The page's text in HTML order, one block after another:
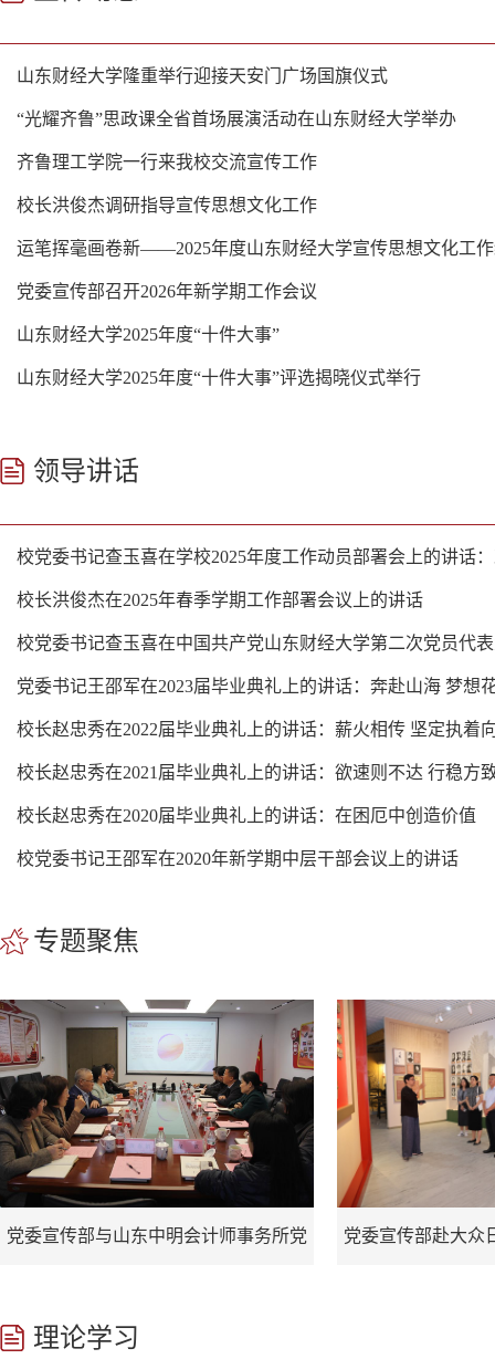
山东财经大学隆重举行迎接天安门广场国旗仪式
“光耀齐鲁”思政课全省首场展演活动在山东财经大学举办
齐鲁理工学院一行来我校交流宣传工作
校长洪俊杰调研指导宣传思想文化工作
运笔挥毫画卷新——2025年度山东财经大学宣传思想文化工
党委宣传部召开2026年新学期工作会议
山东财经大学2025年度“十件大事”
山东财经大学2025年度“十件大事”评选揭晓仪式举行
领导讲话
校党委书记查玉喜在学校2025年度工作动员部署会上的讲话
校长洪俊杰在2025年春季学期工作部署会议上的讲话
校党委书记查玉喜在中国共产党山东财经大学第二次党员代
党委书记王邵军在2023届毕业典礼上的讲话：奔赴山海 梦想
校长赵忠秀在2022届毕业典礼上的讲话：薪火相传 坚定执着
校长赵忠秀在2021届毕业典礼上的讲话：欲速则不达 行稳方
校长赵忠秀在2020届毕业典礼上的讲话：在困厄中创造价值
校党委书记王邵军在2020年新学期中层干部会议上的讲话
专题聚焦
党委宣传部与山东中明会计师事务所党 党委宣传部赴大众
理论学习